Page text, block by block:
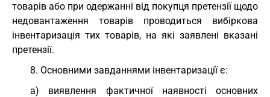
товарів або при одержанні від покупця претензії щодо
недовантаження товарів проводиться вибіркова
інвентаризація тих товарів, на які заявлені вказані
претензії.
8. Основними завданнями інвентаризації є:
а) виявлення фактичної наявності основних